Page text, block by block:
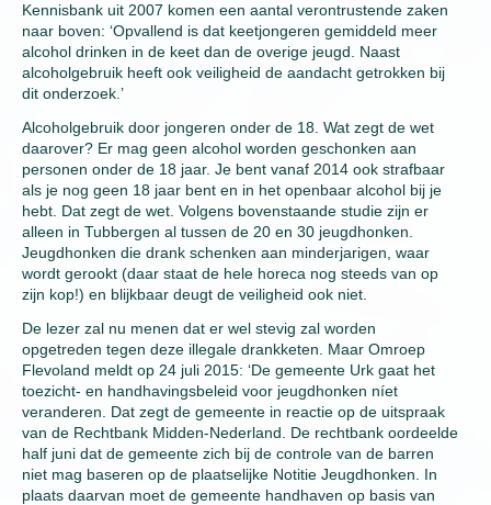
Kennisbank uit 2007 komen een aantal verontrustende zaken
naar boven: ‘Opvallend is dat keetjongeren gemiddeld meer
alcohol drinken in de keet dan de overige jeugd. Naast
alcoholgebruik heeft ook veiligheid de aandacht getrokken bij
dit onderzoek.’
Alcoholgebruik door jongeren onder de 18. Wat zegt de wet
daarover? Er mag geen alcohol worden geschonken aan
personen onder de 18 jaar. Je bent vanaf 2014 ook strafbaar
als je nog geen 18 jaar bent en in het openbaar alcohol bij je
hebt. Dat zegt de wet. Volgens bovenstaande studie zijn er
alleen in Tubbergen al tussen de 20 en 30 jeugdhonken.
Jeugdhonken die drank schenken aan minderjarigen, waar
wordt gerookt (daar staat de hele horeca nog steeds van op
zijn kop!) en blijkbaar deugt de veiligheid ook niet.
De lezer zal nu menen dat er wel stevig zal worden
opgetreden tegen deze illegale drankketen. Maar Omroep
Flevoland meldt op 24 juli 2015: ‘De gemeente Urk gaat het
toezicht- en handhavingsbeleid voor jeugdhonken níet
veranderen. Dat zegt de gemeente in reactie op de uitspraak
van de Rechtbank Midden-Nederland. De rechtbank oordeelde
half juni dat de gemeente zich bij de controle van de barren
niet mag baseren op de plaatselijke Notitie Jeugdhonken. In
plaats daarvan moet de gemeente handhaven op basis van